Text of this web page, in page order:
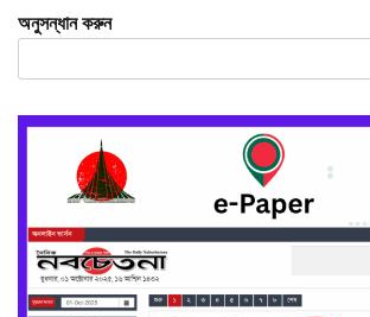
অনুসন্ধান করুন